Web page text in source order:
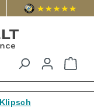
Klipsch